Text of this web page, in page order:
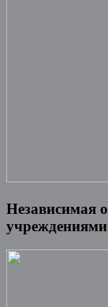
Независимая